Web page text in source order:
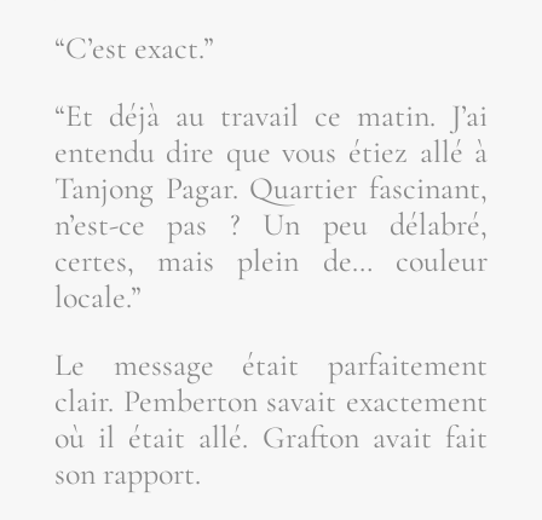
“C’est exact.”
“Et déjà au tra­vail ce matin. J’ai
enten­du dire que vous étiez allé à
Tan­jong Pagar. Quar­tier fas­ci­nant,
n’est-ce pas ? Un peu déla­bré,
certes, mais plein de… cou­leur
locale.”
Le mes­sage était par­fai­te­ment
clair. Pem­ber­ton savait exac­te­ment
où il était allé. Graf­ton avait fait
son rapport.